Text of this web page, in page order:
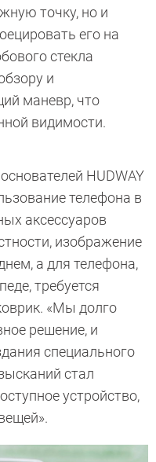
точку, но и
его на
стекла
и
маневр, что
видимости.
HUDWAY
телефона в
аксессуаров
изображение
а для телефона,
требуется
«Мы долго
решение, и
специального
стал
устройство,